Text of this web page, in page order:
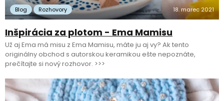
Blog Rozhovory 18. marec 2021
Inšpirácia za plotom - Ema Mamisu
Už aj Ema má misu z Ema Mamisu, máte ju aj vy? Ak tento
originálny obchod s autorskou keramikou ešte nepoznáte,
prečítajte si nový rozhovor. >>>